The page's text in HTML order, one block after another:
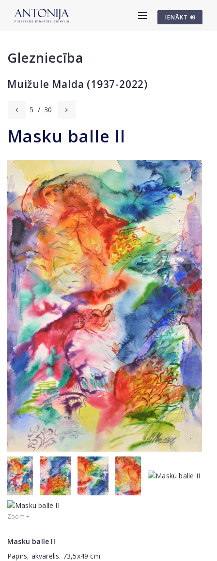
IENĀKT
Glezniecība
Muižule Malda (1937-2022)
5 / 30
Masku balle II
Zoom +
Masku balle II
Papīrs, akvarelis. 73,5x49 cm